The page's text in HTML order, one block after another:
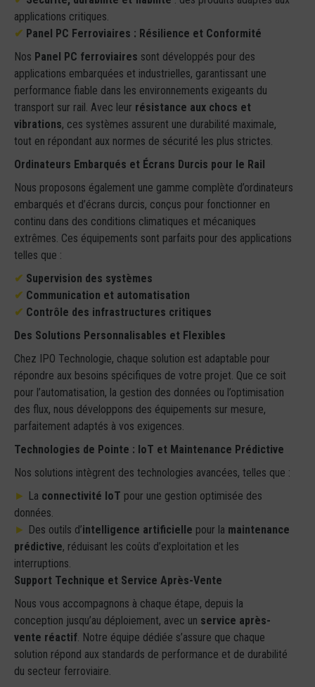
applications critiques.
✔ Panel PC Ferroviaires : Résilience et Conformité
Nos Panel PC ferroviaires sont développés pour des
applications embarquées et industrielles, garantissant une
performance fiable dans les environnements exigeants du
transport sur rail. Avec leur résistance aux chocs et
vibrations, ces systèmes assurent une durabilité maximale,
tout en répondant aux normes de sécurité les plus strictes.
Ordinateurs Embarqués et Écrans Durcis pour le Rail
Nous proposons également une gamme complète d’ordinateurs
embarqués et d’écrans durcis, conçus pour fonctionner en
continu dans des conditions climatiques et mécaniques
extrêmes. Ces équipements sont parfaits pour des applications
telles que :
✔ Supervision des systèmes
✔ Communication et automatisation
✔ Contrôle des infrastructures critiques
Des Solutions Personnalisables et Flexibles
Chez IPO Technologie, chaque solution est adaptable pour
répondre aux besoins spécifiques de votre projet. Que ce soit
pour l’automatisation, la gestion des données ou l’optimisation
des flux, nous développons des équipements sur mesure,
parfaitement adaptés à vos exigences.
Technologies de Pointe : IoT et Maintenance Prédictive
Nos solutions intègrent des technologies avancées, telles que :
► La connectivité IoT pour une gestion optimisée des
données.
► Des outils d’intelligence artificielle pour la maintenance
prédictive, réduisant les coûts d’exploitation et les
interruptions.
Support Technique et Service Après-Vente
Nous vous accompagnons à chaque étape, depuis la
conception jusqu’au déploiement, avec un service après-
vente réactif. Notre équipe dédiée s’assure que chaque
solution répond aux standards de performance et de durabilité
du secteur ferroviaire.